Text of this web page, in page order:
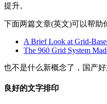
提升。
下面两篇文章(英文)可以帮助
A Brief Look at Grid-
The 960 Grid System
也不是什么新概念了，国产
良好的文字排印